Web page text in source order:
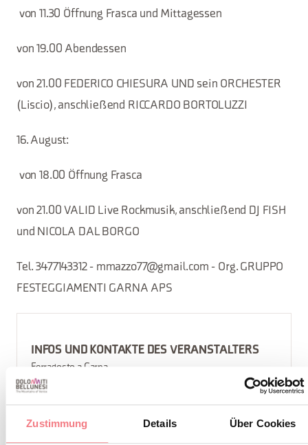
Zustimmung Details Über Cookies
von 11.30 Öffnung Frasca und Mittagessen
von 19.00 Abendessen
von 21.00 FEDERICO CHIESURA UND sein ORCHESTER
(Liscio), anschließend RICCARDO BORTOLUZZI
16. August:
von 18.00 Öffnung Frasca
von 21.00 VALID Live Rockmusik, anschließend DJ FISH
und NICOLA DAL BORGO
Tel. 3477143312 - mmazzo77@gmail.com - Org. GRUPPO
FESTEGGIAMENTI GARNA APS
INFOS UND KONTAKTE DES VERANSTALTERS
Ferragosto a Garna